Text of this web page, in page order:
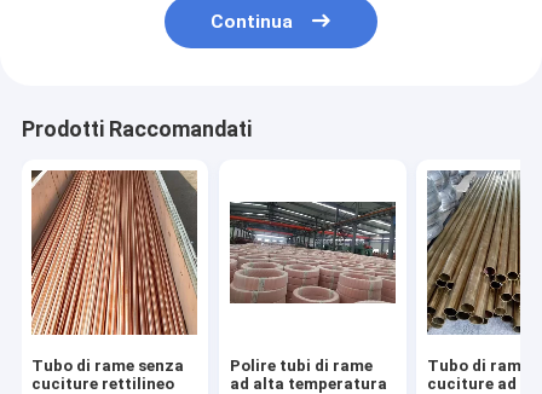
Continua
Prodotti Raccomandati
Tubo di rame senza
cuciture rettilineo
Polire tubi di rame
ad alta temperatura
Tubo di rame
cuciture ad